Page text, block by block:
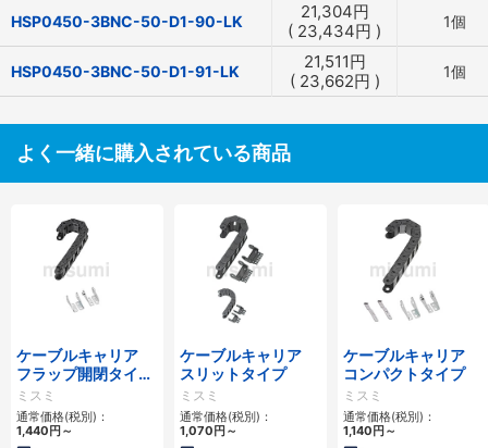
HSP0450-3BNC-50-D1-90-LK 21,304円
( 23,434円 ) 1個
HSP0450-3BNC-50-D1-91-LK 21,511円
( 23,662円 ) 1個
よく一緒に購入されている商品
ケーブルキャリア
フラップ開閉タイ
プ 本体＋取付金具
ミスミ
通常価格(税別)：
1,440 円 ～
ケーブルキャリア
スリットタイプ
ミスミ
通常価格(税別)：
1,070 円 ～
ケーブルキャリア
コンパクトタイプ
ミスミ
通常価格(税別)：
1,140 円 ～